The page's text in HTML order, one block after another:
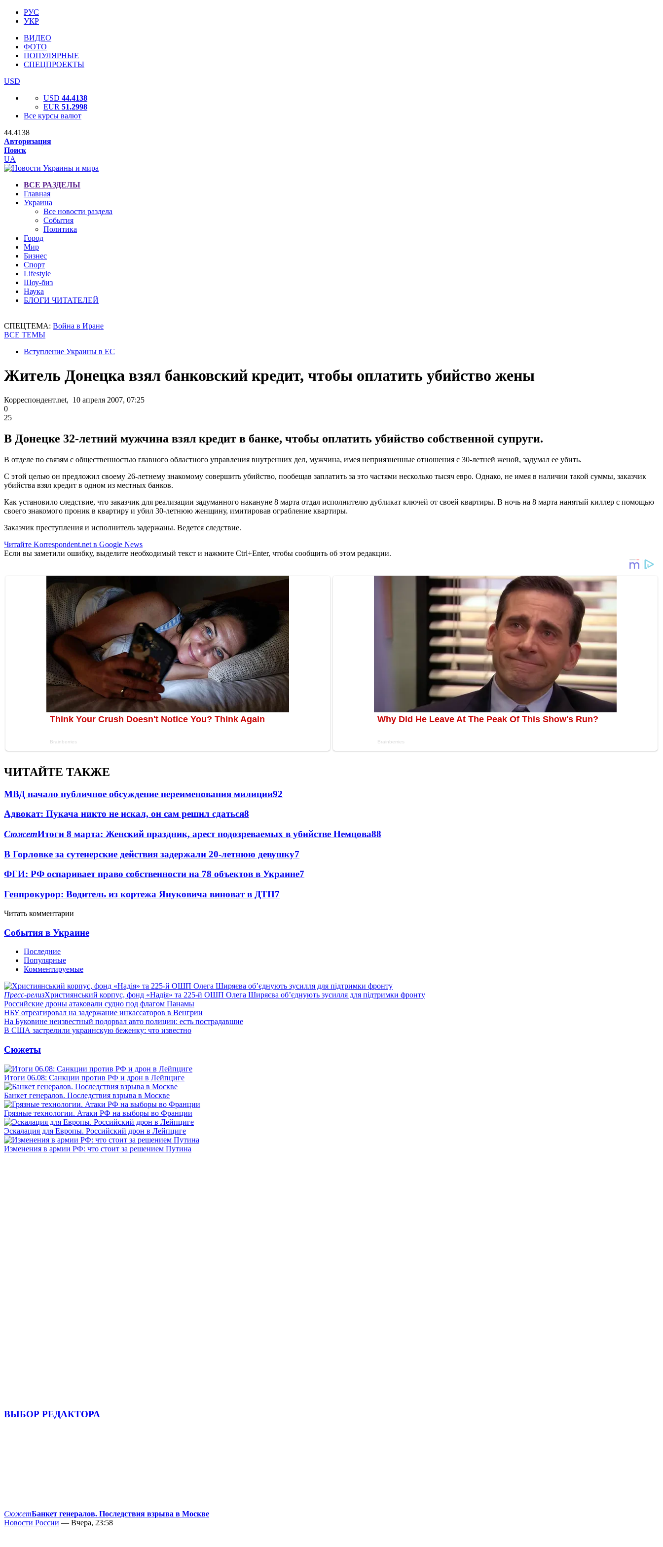
РУС
УКР
ВИДЕО
ФОТО
ПОПУЛЯРНЫЕ
СПЕЦПРОЕКТЫ
USD
USD 44.4138
EUR 51.2998
Все курсы валют
44.4138
Авторизация
Поиск
UA
ВСЕ РАЗДЕЛЫ
Главная
Украина
Все новости раздела
События
Политика
Город
Мир
Бизнес
Спорт
Lifestyle
Шоу-биз
Наука
БЛОГИ ЧИТАТЕЛЕЙ
СПЕЦТЕМА: Война в Иране
ВСЕ ТЕМЫ
Вступление Украины в ЕС
Житель Донецка взял банковский кредит, чтобы оплатить убийство жены
Корреспондент.net, 10 апреля 2007, 07:25
0
25
В Донецке 32-летний мужчина взял кредит в банке, чтобы оплатить убийство собственной супруги.
В отделе по связям с общественностью главного областного управления внутренних дел, мужчина, имея неприязненные отношения с 30-летней женой, задумал ее убить.
С этой целью он предложил своему 26-летнему знакомому совершить убийство, пообещав заплатить за это частями несколько тысяч евро. Однако, не имея в наличии такой суммы, заказчик
убийства взял кредит в одном из местных банков.
Как установило следствие, что заказчик для реализации задуманного накануне 8 марта отдал исполнителю дубликат ключей от своей квартиры. В ночь на 8 марта нанятый киллер с помощью
своего знакомого проник в квартиру и убил 30-летнюю женщину, имитировав ограбление квартиры.
Заказчик преступления и исполнитель задержаны. Ведется следствие.
Читайте Korrespondent.net в Google News
Если вы заметили ошибку, выделите необходимый текст и нажмите Ctrl+Enter, чтобы сообщить об этом редакции.
ЧИТАЙТЕ ТАКЖЕ
МВД начало публичное обсуждение переименования милиции92
Адвокат: Пукача никто не искал, он сам решил сдаться8
СюжетИтоги 8 марта: Женский праздник, арест подозреваемых в убийстве Немцова88
В Горловке за сутенерские действия задержали 20-летнюю девушку7
ФГИ: РФ оспаривает право собственности на 78 объектов в Украине7
Генпрокурор: Водитель из кортежа Януковича виноват в ДТП7
Читать комментарии
События в Украине
Последние
Популярные
Комментируемые
Пресс-релизХристиянський корпус, фонд «Надія» та 225-й ОШП Олега Ширяєва об’єднують зусилля для підтримки фронту
Российские дроны атаковали судно под флагом Панамы
НБУ отреагировал на задержание инкассаторов в Венгрии
На Буковине неизвестный подорвал авто полиции: есть пострадавшие
В США застрелили украинскую беженку: что известно
Сюжеты
Итоги 06.08: Санкции против РФ и дрон в Лейпциге
Банкет генералов. Последствия взрыва в Москве
Грязные технологии. Атаки РФ на выборы во Франции
Эскалация для Европы. Российский дрон в Лейпциге
Изменения в армии РФ: что стоит за решением Путина
ВЫБОР РЕДАКТОРА
СюжетБанкет генералов. Последствия взрыва в Москве
Новости России — Вчера, 23:58